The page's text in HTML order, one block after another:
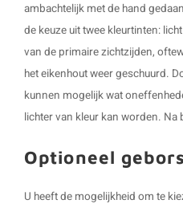
ambachtelijk met de hand
de keuze uit twee kleurtinten:
van de primaire zichtzijden,
het eikenhout weer geschuurd.
kunnen mogelijk wat
lichter van kleur kan worden.
Optioneel
U heeft de mogelijkheid om te